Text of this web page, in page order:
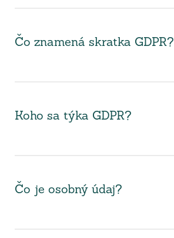
Čo znamená skratka GDPR?
Koho sa týka GDPR?
Čo je osobný údaj?